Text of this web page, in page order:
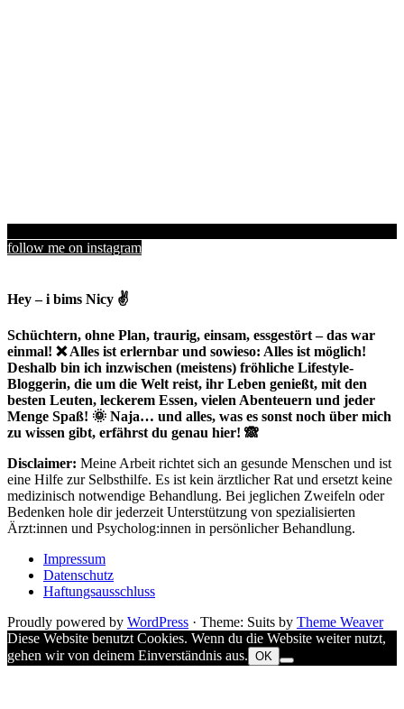
follow me on instagram
Hey – i bims Nicy ✌
Schüchtern, ohne Plan, traurig, einsam, essgestört – das war
einmal! ❌ Alles ist erlernbar und sowieso: Alles ist möglich!
Deshalb bin ich inzwischen (meistens) fröhliche Lifestyle-
Bloggerin, die um die Welt reist, ihr Leben genießt, mit den
besten Leuten, leckerem Essen, vielen Abenteuern und jeder
Menge Spaß! 🌞 Naja… und alles, was es sonst noch über mich
zu wissen gibt, erfährst du genau hier! 🙈
Disclaimer: Meine Arbeit richtet sich an gesunde Menschen und ist
eine Hilfe zur Selbsthilfe. Es ist kein ärztlicher Rat und ersetzt keine
medizinisch notwendige Behandlung. Bei jeglichen Zweifeln oder
Bedenken hole dir jederzeit Unterstützung von spezialisierten
Ärzt:innen und Psycholog:innen in persönlicher Behandlung.
Impressum
Datenschutz
Haftungsausschluss
Proudly powered by WordPress · Theme: Suits by Theme Weaver
Diese Website benutzt Cookies. Wenn du die Website weiter nutzt,
gehen wir von deinem Einverständnis aus. OK